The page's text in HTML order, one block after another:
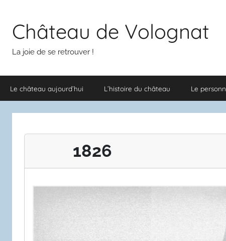
contenuChâteau de Volognat
La joie de se retrouver !
Le château aujourd’hui L’histoire du château Le
1826